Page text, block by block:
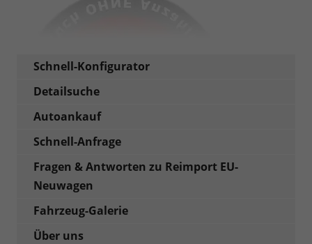
Schnell-Konfigurator
Detailsuche
Autoankauf
Schnell-Anfrage
Fragen & Antworten zu Reimport EU-
Neuwagen
Fahrzeug-Galerie
Über uns